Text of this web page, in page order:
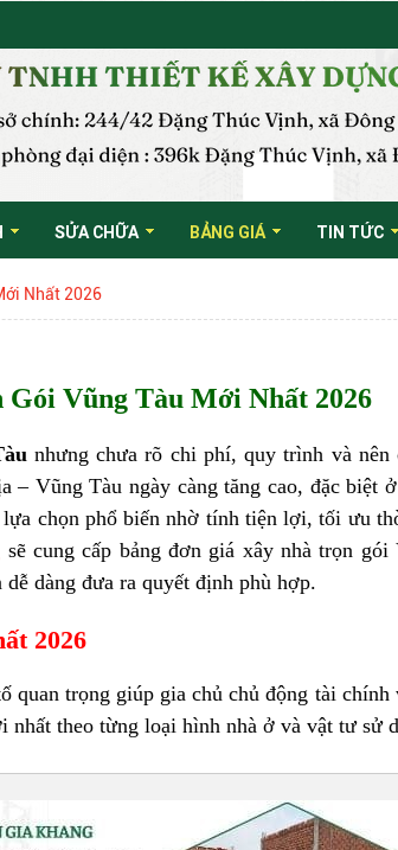
SỬA CHỮA BẢNG GIÁ TIN TỨC
Nhất 2026
Gói Vũng Tàu Mới Nhất 2026
nhưng chưa rõ chi phí, quy trình và
Vũng Tàu ngày càng tăng cao, đặc biệt
chọn phổ biến nhờ tính tiện lợi, tối ưu
sẽ cung cấp bảngđơn giá xây nhà trọn gói
dàng đưa ra quyết định phù hợp.
2026
trọng giúp gia chủ chủ động tài chính
theo từng loại hình nhà ở và vật tư sử